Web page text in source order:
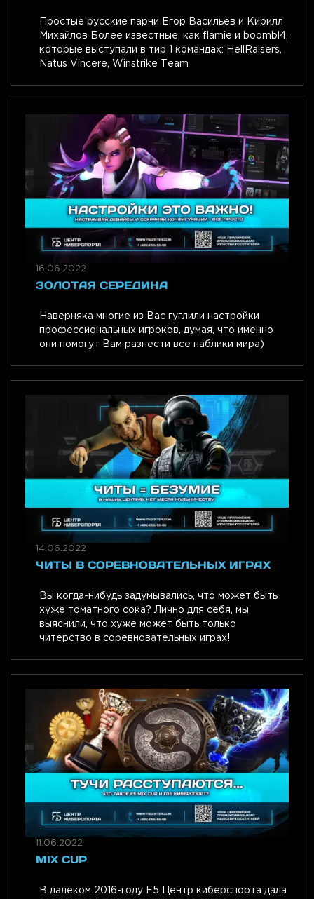
Простые русские парни Егор Васильев и Кирилл
Михайлов Более известные, как flamie и boombl4,
которые выступали в тир 1 командах: HellRaisers,
Natus Vincere, Winstrike Team
16.06.2022
ЗОЛОТАЯ СЕРЕДИНА
Наверняка многие из Вас гуглили настройки
профессиональных игроков, думая, что именно
они помогут Вам разнести все паблики мира)
14.06.2022
ЧИТЫ В СОРЕВНОВАТЕЛЬНЫХ ИГРАХ
Вы когда-нибудь задумывались, что может быть
хуже томатного сока? Лично для себя, мы
выяснили, что хуже может быть только
читерство в соревновательных играх!
11.06.2022
MIX CUP
В далёком 2016-году F5 Центр киберспорта дала